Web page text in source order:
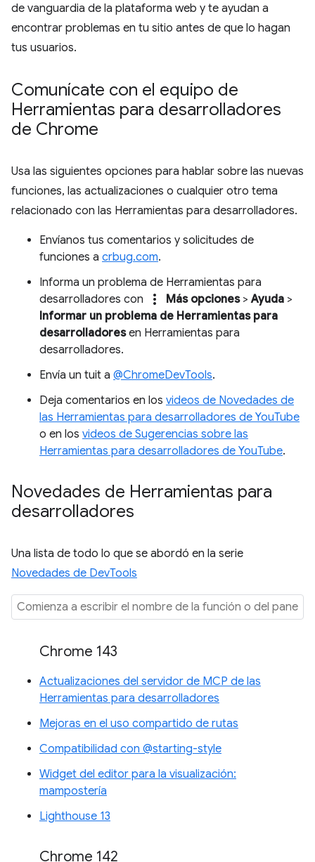
de vanguardia de la plataforma web y te ayudan a
encontrar problemas en tu sitio antes de que lo hagan
tus usuarios.
Comunícate con el equipo de
Herramientas para desarrolladores
de Chrome
Usa las siguientes opciones para hablar sobre las nuevas
funciones, las actualizaciones o cualquier otro tema
relacionado con las Herramientas para desarrolladores.
Envíanos tus comentarios y solicitudes de
funciones a crbug.com.
Informa un problema de Herramientas para
desarrolladores con
more_vert Más opciones>Ayuda >
Informar un problema de Herramientas para
desarrolladoresen Herramientas para
desarrolladores.
Envía un tuit a @ChromeDevTools.
Deja comentarios en los videos de Novedades de
las Herramientas para desarrolladores de YouTube
o en los videos de Sugerencias sobre las
Herramientas para desarrolladores de YouTube.
Novedades de Herramientas para
desarrolladores
Una lista de todo lo que se abordó en la serie
Novedades de DevTools
Chrome 143
Actualizaciones del servidor de MCP de las
Herramientas para desarrolladores
Mejoras en el uso compartido de rutas
Compatibilidad con @starting-style
Widget del editor para la visualización:
mampostería
Lighthouse 13
Chrome 142